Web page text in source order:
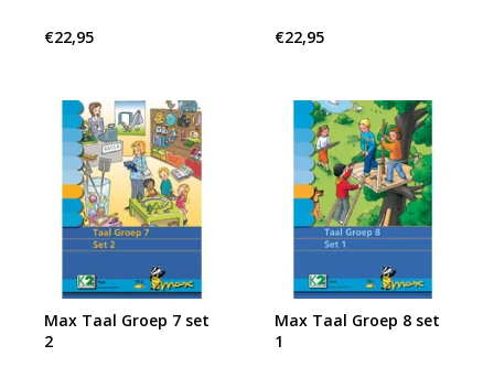
€22,95 €22,95
Max Taal Groep 7 set
2
Max Taal Groep 8 set
1